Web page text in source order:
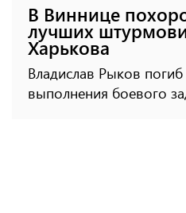
В Виннице
лучших
Харькова
Владислав Рыков
выполнения боевого